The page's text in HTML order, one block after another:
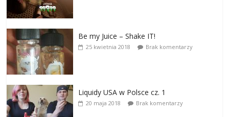
Be my Juice – Shake IT!
25 kwietnia 2018 Brak komentarzy
Liquidy USA w Polsce cz. 1
20 maja 2018 Brak komentarzy